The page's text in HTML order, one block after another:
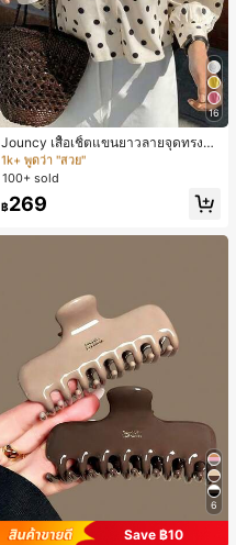
16
Jouncy เสื้อเชิ้ตแขนยาวลายจุดทรงหล
วมสำหรับผู้หญิง
#2 ขายดี
ใน กระเป๋า เสื้อเชิ้ตทำงานมีกระเป๋า
1k+ พูดว่า "สวย"
#2 ขายดี
1k+ พูดว่า "สวย"
#2 ขายดี
1k+ พูดว่า "สวย"
#2 ขายดี
ใน กระเป๋า เสื้อเชิ้ตทำงานมีกระเป๋า
100+ sold
฿269
6
Save ฿10